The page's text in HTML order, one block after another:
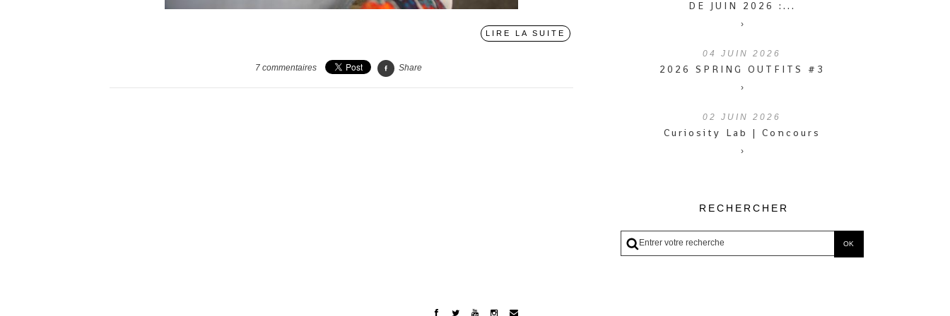
LIRE LA SUITE
7 commentaires Share
DE JUIN 2026 :...
›
04 JUIN 2026
2026 SPRING OUTFITS #3
›
02 JUIN 2026
Curiosity Lab | Concours
›
RECHERCHER